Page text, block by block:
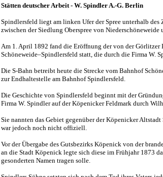
Stätten deutscher Arbeit - W. Spindler A.-G. Berlin
Spindlersfeld liegt am linken Ufer der Spree unterhalb des
zwischen der Siedlung Oberspree von
Am 1. April 1892 fand die Eröffnung der von der Görlitzer
Schöneweide–Spindlersfeld statt, die durch die Firma W.
Die S-Bahn betreibt heute die Strecke vom Bahnhof
zur Endhaltestelle am Bahnhof Spindlersfeld.
Die Geschichte von Spindlersfeld beginnt mit der
Firma W. Spindler auf der Köpenicker Feldmark durch
Sie nannten das Gebiet gegenüber der Köpenicker
war jedoch noch nicht offiziell.
Vor der Übergabe des Gutsbezirks Köpenick von der
an die Stadt Köpenick legte sich diese im Frühjahr 1873
gesonderten Namen tragen solle.